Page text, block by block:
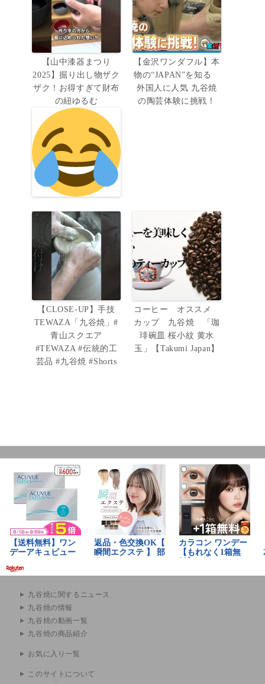
【山中漆器まつり
2025】掘り出し物ザク
ザク！お得すぎて財布
の紐ゆるむ
【金沢ワンダフル】本
物の“JAPAN”を知る
外国人に人気 九谷焼
の陶芸体験に挑戦！
【CLOSE-UP】手技
TEWAZA「九谷焼」#
青山スクエア
#TEWAZA #伝統的工
芸品 #九谷焼 #Shorts
コーヒー オススメ
カップ 九谷焼 「珈
琲碗皿 桜小紋 黄水
玉」【Takumi Japan】
九谷焼に関するニュース
九谷焼の情報
九谷焼の動画一覧
九谷焼の商品紹介
お気に入り一覧
このサイトについて